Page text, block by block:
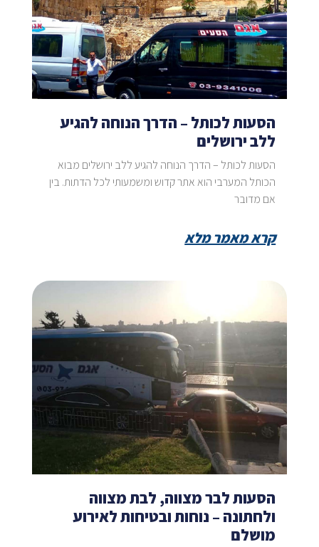
הסעות לכותל – הדרך הנוחה להגיע
ללב ירושלים
הסעות לכותל – הדרך הנוחה להגיע ללב ירושלים מבוא
הכותל המערבי הוא אתר קדוש ומשמעותי לכל הדתות. בין
אם מדובר
קרא מאמר מלא
הסעות לבר מצווה, לבת מצווה
ולחתונה – נוחות ובטיחות לאירוע
מושלם